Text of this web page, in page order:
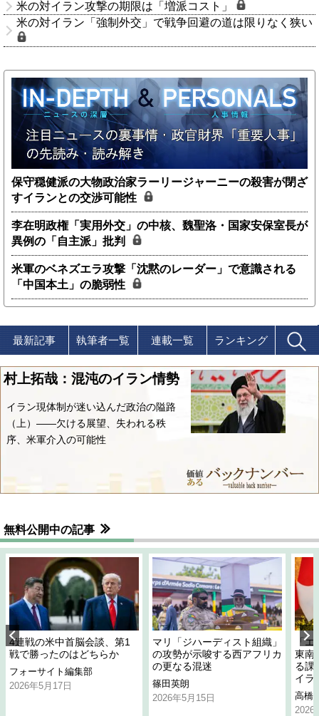
米の対イラン攻撃の期限は「増派コスト」
米の対イラン「強制外交」で戦争回避の道は限りなく狭い
保守穏健派の大物政治家ラーリージャーニーの殺害が閉ざ
すイランとの交渉可能性
李在明政権「実用外交」の中核、魏聖洛・国家安保室長が
異例の「自主派」批判
米軍のベネズエラ攻撃「沈黙のレーダー」で意識される
「中国本土」の脆弱性
最新記事 執筆者一覧 連載一覧 ランキング
村上拓哉：混沌のイラン情勢
イラン現体制が迷い込んだ政治の隘路
（上）――欠ける展望、失われる秩
序、米軍介入の可能性
無料公開中の記事
4連戦の米中首脳会談、第1
戦で勝ったのはどちらか
フォーサイト編集部
2026年5月17日
マリ「ジハーディスト組織」
の攻勢が示唆する西アフリカ
の更なる混迷
篠田英朗
2026年5月15日
「
東南
る課
イラ
高橋
2026